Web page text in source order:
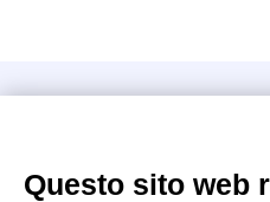
Kilometro Rosso innovation
Questo sito web